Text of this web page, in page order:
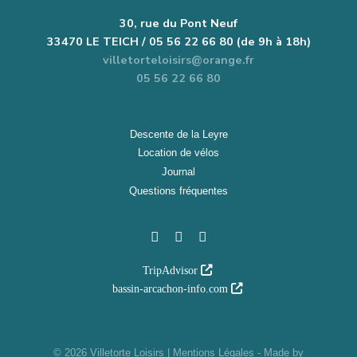
30, rue du Pont Neuf
33470 LE TEICH / 05 56 22 66 80 (de 9h à 18h)
villetorteloisirs@orange.fr
05 56 22 66 80
Descente de la Leyre
Location de vélos
Journal
Questions fréquentes
TripAdvisor
bassin-arcachon-info.com
© 2026 Villetorte Loisirs | Mentions Légales - Made by